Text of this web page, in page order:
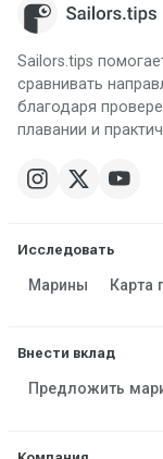
Sailors.tips
сравнивать
благодаря
плавании и
Исследовать
Марины Карта
Внести вклад
Предложить